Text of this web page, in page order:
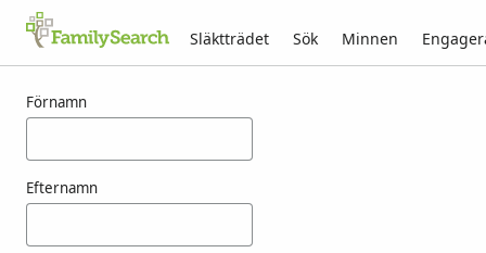
Släktträdet Sök Minnen
Förnamn
Efternamn